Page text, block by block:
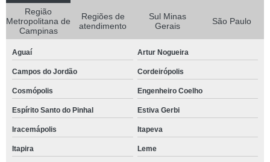
Região
Metropolitana de
Campinas
Regiões de
atendimento
Sul Minas
Gerais
São Paulo
Aguaí Artur Nogueira
Campos do Jordão Cordeirópolis
Cosmópolis Engenheiro Coelho
Espírito Santo do Pinhal Estiva Gerbi
Iracemápolis Itapeva
Itapira Leme